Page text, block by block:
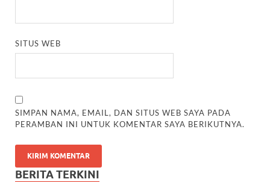
SITUS WEB
SIMPAN NAMA, EMAIL, DAN SITUS WEB SAYA PADA
PERAMBAN INI UNTUK KOMENTAR SAYA BERIKUTNYA.
BERITA TERKINI